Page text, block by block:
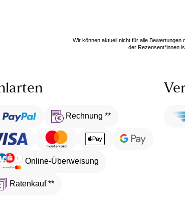
Wir können aktuell nicht für alle
der Rezensent*innen
Rechnung **
Online-Überweisung
Ratenkauf **